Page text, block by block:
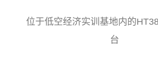
位于低空经济实训基地内的
台